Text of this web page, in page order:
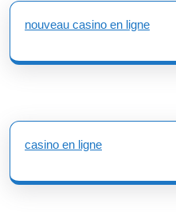
nouveau casino en ligne
casino en ligne